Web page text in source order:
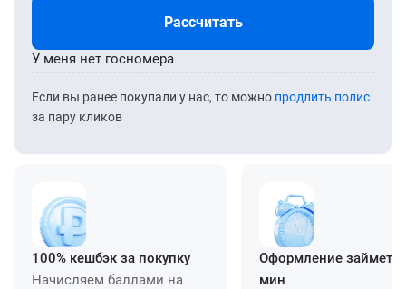
Рассчитать
Если вы ранее покупали у нас, то можно продлить полис
за пару кликов
У меня нет госномера
100% кешбэк за покупку
Начисляем баллами на
Оформление займет
мин